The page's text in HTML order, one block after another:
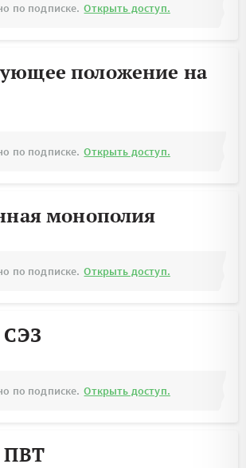
по подписке. Открыть доступ.
положение на
по подписке. Открыть доступ.
монополия
по подписке. Открыть доступ.
СЭЗ
по подписке. Открыть доступ.
ПВТ